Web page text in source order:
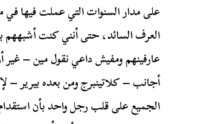
على مدار السنوات التي عملت فيها
العرف السائد، حتى أنني كنت أشبههم
عارفينهم ومفيش داعي نقول مين – غير
أجانب – كلاتينبرج ومن بعده بيرير –
الجميع على قلب رجل واحد بأن